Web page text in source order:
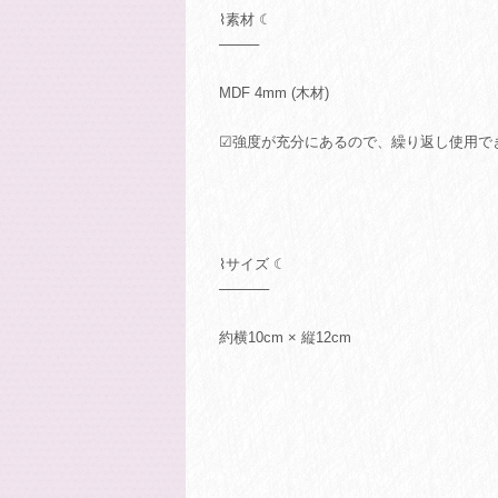
⌇素材 ☾
────
MDF 4mm (木材)
☑強度が充分にあるので、繰り返し使用で
⌇サイズ ☾
─────
約横10cm × 縦12cm